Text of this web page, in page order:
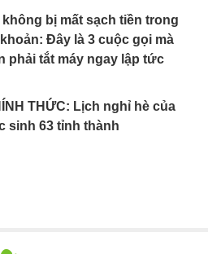
bị mất sạch tiền trong
Đây là 3 cuộc gọi mà
phải tắt máy ngay lập tức
THỨC: Lịch nghỉ hè của
sinh 63 tỉnh thành